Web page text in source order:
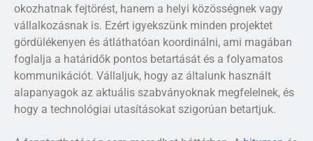
okozhatnak fejtörést, hanem a helyi közösségnek vagy
vállalkozásnak is. Ezért igyekszünk minden projektet
gördülékenyen és átláthatóan koordinálni, ami magában
foglalja a határidők pontos betartását és a folyamatos
kommunikációt. Vállaljuk, hogy az általunk használt
alapanyagok az aktuális szabványoknak megfelelnek, és
hogy a technológiai utasításokat szigorúan betartjuk.